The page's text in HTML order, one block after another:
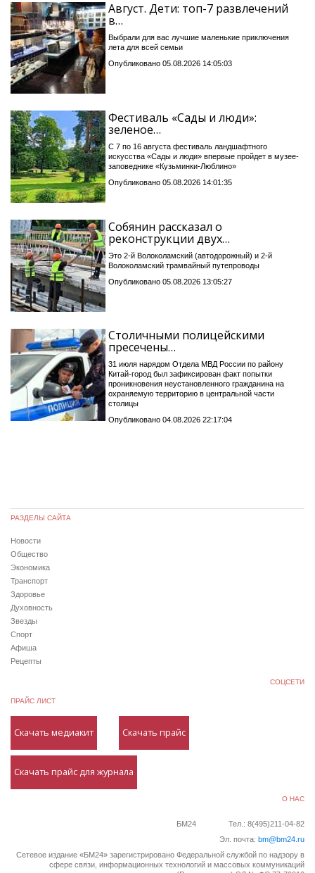
Август. Дети: топ-7 развлечений
в…
Выбрали для вас лучшие маленькие приключения
лета для всей семьи
Опубликовано 05.08.2026 14:05:03
Фестиваль «Сады и люди»:
зеленое…
С 7 по 16 августа фестиваль ландшафтного
искусства «Сады и люди» впервые пройдет в музее-
заповеднике «Кузьминки-Люблино»
Опубликовано 05.08.2026 14:01:35
Собянин рассказал о
реконструкции двух…
Это 2-й Волоколамский (автодорожный) и 2-й
Волоколамский трамвайный путепроводы
Опубликовано 05.08.2026 13:05:27
Столичными полицейскими
пресечены…
31 июля нарядом Отдела МВД России по району
Китай-город был зафиксирован факт попытки
проникновения неустановленного гражданина на
охраняемую территорию в центральной части
столицы
Опубликовано 04.08.2026 22:17:04
РАЗДЕЛЫ САЙТА
Новости
Общество
Экономика
Транспорт
Здоровье
Духовность
Звезды
Спорт
Афиша
Рецепты
СОЦСЕТИ
ПРАЙС ЛИСТ
Скачать медиакит Скачать прайс
Скачать прайс для журнала
О НАС
БМ24
Тел.: 8(495)211-04-82
Эл. почта: bm@bm24.ru
Сетевое издание «БМ24» зарегистрировано Федеральной службой по надзору в
сфере связи, информационных технологий и массовых коммуникаций